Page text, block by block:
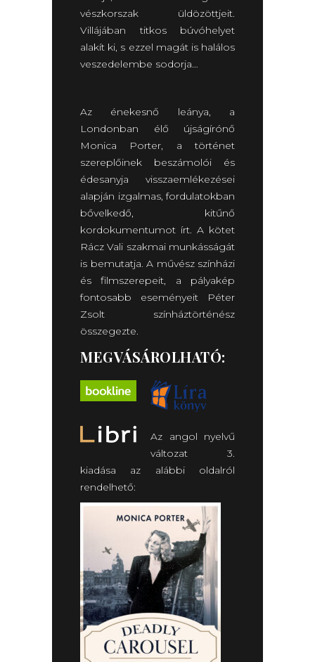
vészkorszak üldözöttjeit.
Villájában titkos búvóhelyet
alakít ki, s ezzel magát is halálos
veszedelembe sodorja…
Az énekesnő leánya, a
Londonban élő újságírónő
Monica Porter, a történet
szereplőinek beszámolói és
édesanyja visszaemlékezései
alapján izgalmas, fordulatokban
bővelkedő, kitűnő
kordokumentumot írt. A kötet
Rácz Vali szakmai munkásságát
is bemutatja. A művész színházi
és filmszerepeit, a pályakép
fontosabb eseményeit Péter
Zsolt színháztörténész
összegezte.
MEGVÁSÁROLHATÓ:
Az angol nyelvű
változat 3.
kiadása az alábbi oldalról
rendelhető: